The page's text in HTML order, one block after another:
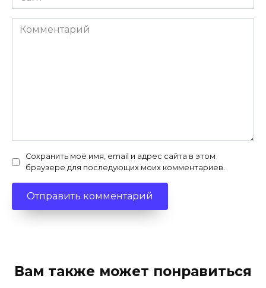
Комментарий
Сохранить моё имя, email и адрес сайта в этом
браузере для последующих моих комментариев.
Вам также может понравиться